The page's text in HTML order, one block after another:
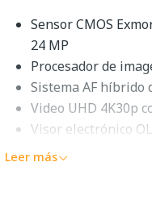
Sensor CMOS
24 MP
Procesador de
Sistema AF híbrido
Video UHD 4K30p
Visor electrónico
puntos
Leer más